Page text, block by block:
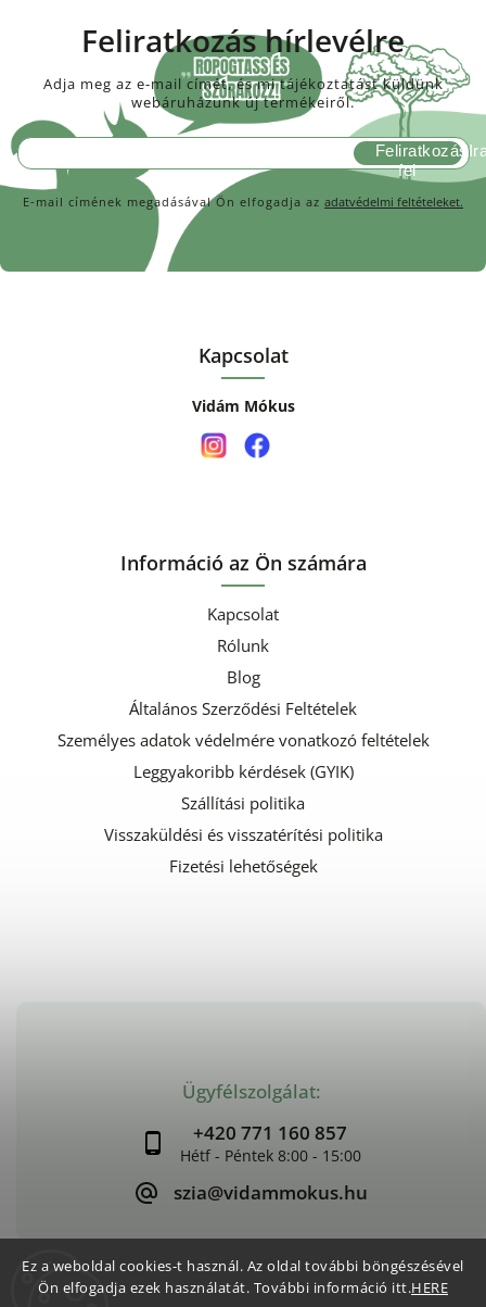
Ez a weboldal cookies-t használ. Az oldal további böngészésével
Ön elfogadja ezek használatát. További információ itt.HERE
Ügyfélszolgálat:
+420 771 160 857
szia@vidammokus.hu
Kapcsolat
Vidám Mókus
Információ az Ön számára
Kapcsolat
Rólunk
Blog
Általános Szerződési Feltételek
Személyes adatok védelmére vonatkozó feltételek
Leggyakoribb kérdések (GYIK)
Szállítási politika
Visszaküldési és visszatérítési politika
Fizetési lehetőségek
Feliratkozás hírlevélre
Adja meg az e-mail címét, és mi tájékoztatást küldünk
webáruházunk új termékeiről.
E-mail címének megadásával Ön elfogadja az adatvédelmi feltételeket.
Feliratkozás